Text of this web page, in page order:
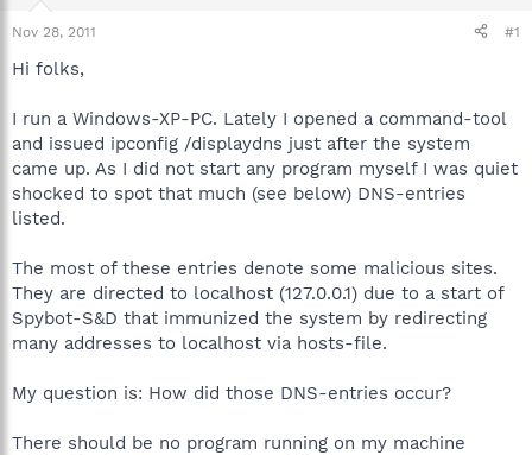
t
a
e
r
Nov 28, 2011 #1
Hi folks,
I run a Windows-XP-PC. Lately I opened a command-tool
and issued ipconfig /displaydns just after the system
came up. As I did not start any program myself I was quiet
shocked to spot that much (see below) DNS-entries
listed.
The most of these entries denote some malicious sites.
They are directed to localhost (127.0.0.1) due to a start of
Spybot-S&D that immunized the system by redirecting
many addresses to localhost via hosts-file.
My question is: How did those DNS-entries occur?
There should be no program running on my machine